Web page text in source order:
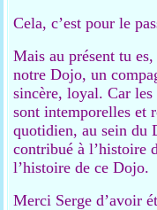
Cela, c’est pour le
Mais au présent tu
notre Dojo, un
sincère, loyal. Car les
sont intemporelles et
quotidien, au sein du
contribué à l’histoire
l’histoire de ce Dojo.
Merci Serge d’avoir